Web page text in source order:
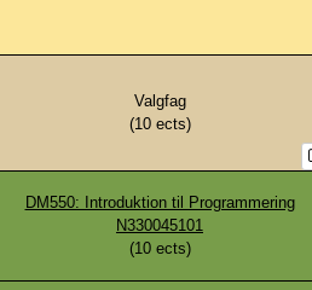
Valgfag
(10ects)
DM550: Introduktion til Programmering
N330045101
(10ects)